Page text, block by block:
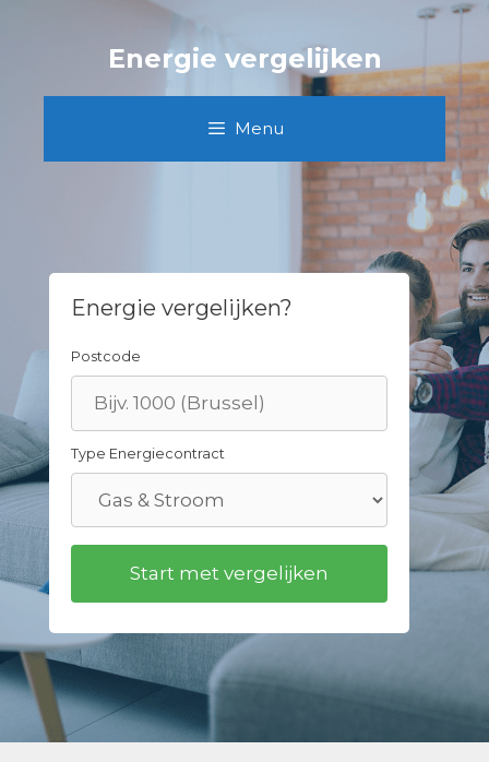
Energie vergelijken
Menu
Energie vergelijken?
Postcode
Type Energiecontract